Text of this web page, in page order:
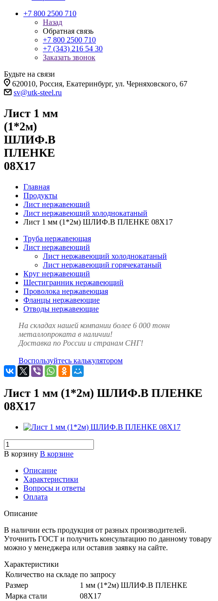
+7 800 2500 710
Назад
Обратная связь
+7 800 2500 710
+7 (343) 216 54 30
Заказать звонок
Будьте на связи
620010, Россия, Екатеринбург, ул. Черняховского, 67
sv@utk-steel.ru
Лист 1 мм
(1*2м)
ШЛИФ.В
ПЛЕНКЕ
08Х17
Главная
Продукты
Лист нержавеющий
Лист нержавеющий холоднокатаный
Лист 1 мм (1*2м) ШЛИФ.В ПЛЕНКЕ 08Х17
Труба нержавеющая
Лист нержавеющий
Лист нержавеющий холоднокатаный
Лист нержавеющий горячекатаный
Круг нержавеющий
Шестигранник нержавеющий
Проволока нержавеющая
Фланцы нержавеющие
Отводы нержавеющие
На складах нашей компании более 6 000 тонн
металлопроката в наличии!
Доставка по России и странам СНГ!
Воспользуйтесь калькулятором
Лист 1 мм (1*2м) ШЛИФ.В ПЛЕНКЕ
08Х17
В корзину В корзине
Описание
Характеристики
Вопросы и ответы
Оплата
Описание
В наличии есть продукция от разных производителей.
Уточнить ГОСТ и получить консультацию по данному товару
можно у менеджера или оставив заявку на сайте.
Характеристики
Количество на складе по запросу
Размер
1 мм (1*2м) ШЛИФ.В ПЛЕНКЕ
Марка стали
08Х17